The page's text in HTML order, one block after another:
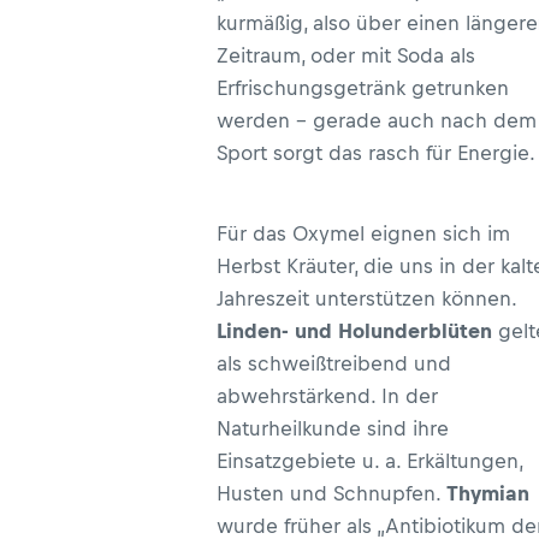
kurmäßig, also über einen
Zeitraum, oder mit Soda als
Erfrischungsgetränk getrunken
werden – gerade auch nach dem
Sport sorgt das rasch für Energie.
Für das Oxymel eignen sich im
Herbst Kräuter, die uns in der
Jahreszeit unterstützen können.
Linden- und Holunderblüten
als schweißtreibend und
abwehrstärkend. In der
Naturheilkunde sind ihre
Einsatzgebiete u. a. Erkältungen,
Husten und Schnupfen. Thymian
wurde früher als „Antibiotikum